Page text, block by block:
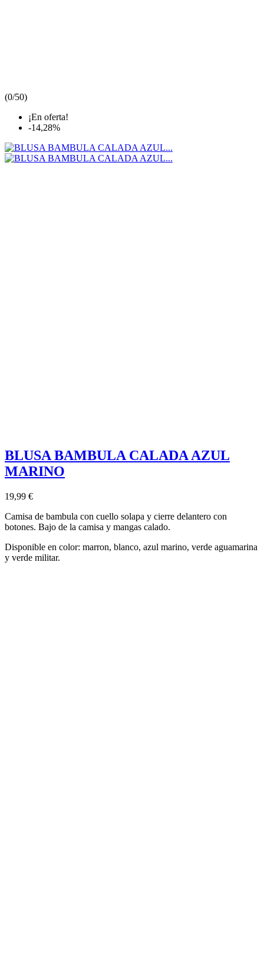
(0/50)
¡En oferta!
-14,28%
BLUSA BAMBULA CALADA AZUL
MARINO
19,99 €
Camisa de bambula con cuello solapa y cierre delantero con
botones. Bajo de la camisa y mangas calado.
Disponible en color: marron, blanco, azul marino, verde aguamarina
y verde militar.